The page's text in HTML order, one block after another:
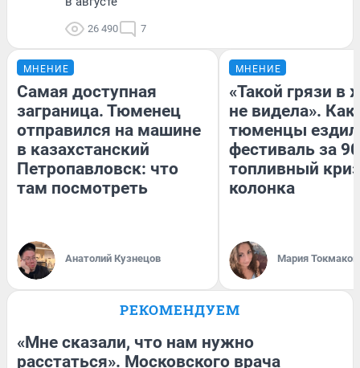
26 490 7
МНЕНИЕ
Самая доступная
заграница. Тюменец
отправился на машине
в казахстанский
Петропавловск: что
там посмотреть
Анатолий Кузнецов
МНЕНИЕ
«Такой грязи в
не видела». Как
тюменцы
фестиваль за
топливный
колонка
Мария
РЕКОМЕНДУЕМ
«Мне сказали, что нам нужно
расстаться». Московского врача